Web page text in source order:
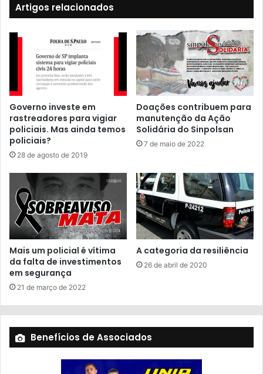
Artigos relacionados
Governo investe em
rastreadores para vigiar
policiais. Mas ainda temos
policiais?
28 de agosto de 2019
Doações contribuem para
manutenção da Ação
Solidária do Sinpolsan
7 de maio de 2022
Mais um policial é vítima
da falta de investimentos
em segurança
21 de março de 2022
A categoria da resiliência
26 de abril de 2020
Benefícios de Associados